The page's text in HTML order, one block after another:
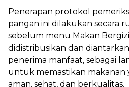
Penerapan protokol
pangan ini dilakukan secara
sebelum menu Makan Bergizi
didistribusikan dan
penerima manfaat, sebagai
untuk memastikan makanan
aman, sehat, dan berkualitas.